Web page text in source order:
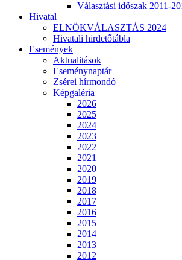
Választási időszak 2011-
Hivatal
ELNÖKVÁLASZTÁS 2024
Hivatali hirdetőtábla
Események
Aktualitások
Eseménynaptár
Zsérei hírmondó
Képgaléria
2026
2025
2024
2023
2022
2021
2020
2019
2018
2017
2016
2015
2014
2013
2012